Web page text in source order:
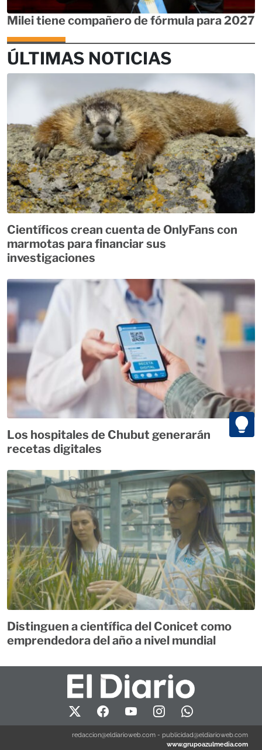
Milei tiene compañero de fórmula para 2027
ÚLTIMAS NOTICIAS
Científicos crean cuenta de OnlyFans con
marmotas para financiar sus
investigaciones
Los hospitales de Chubut generarán
recetas digitales
Distinguen a científica del Conicet como
emprendedora del año a nivel mundial
redaccion@eldiarioweb.com - publicidad@eldiarioweb.com
www.grupoazulmedia.com